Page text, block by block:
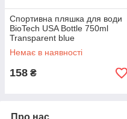
Спортивна пляшка для води
BioTech USA Bottle 750ml
Transparent blue
Немає в наявності
158 ₴
Про нас